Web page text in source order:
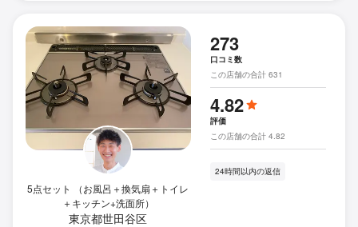
5点セット （お風呂＋換気扇＋トイレ
＋キッチン+洗面所）
東京都世田谷区
273
口コミ数
この店舗の合計 631
4.82
評価
この店舗の合計 4.82
24時間以内の返信